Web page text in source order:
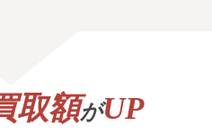
取額がUP